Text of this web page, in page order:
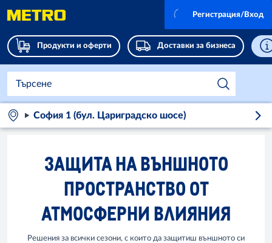
Продукти и оферти Доставки за бизнеса
Регистрация/Вход
София 1 (бул. Цариградско шосе)
ЗАЩИТА НА ВЪНШНОТО
ПРОСТРАНСТВО ОТ
АТМОСФЕРНИ ВЛИЯНИЯ
Решения за всички сезони, с които да защитиш външното си